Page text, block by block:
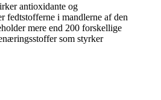
antioxidante og
fedtstofferne i mandlerne af den
mere end 200 forskellige
som styrker